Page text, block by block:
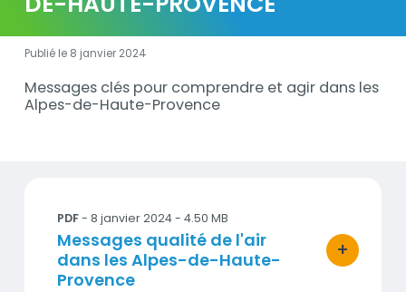
Publié le 8 janvier 2024
Description
Messages clés pour comprendre et agir dans les
Alpes-de-Haute-Provence
PDF- 8 janvier 2024 - 4.50 MB
Titre
Messages qualité de l'air
dans les Alpes-de-Haute-
Provence
+
bouton